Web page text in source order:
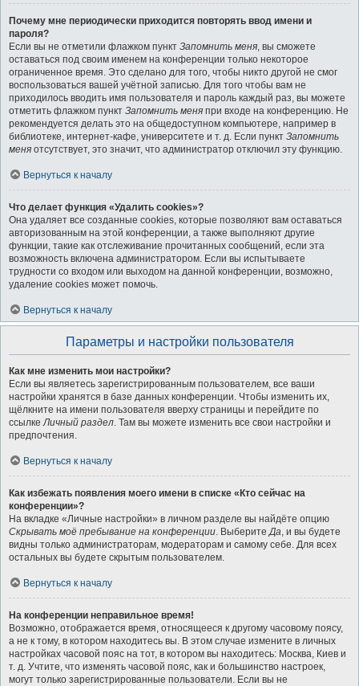
Почему мне периодически приходится повторять ввод имени и
пароля?
Если вы не отметили флажком пункт Запомнить меня, вы сможете
оставаться под своим именем на конференции только некоторое
ограниченное время. Это сделано для того, чтобы никто другой не смог
воспользоваться вашей учётной записью. Для того чтобы вам не
приходилось вводить имя пользователя и пароль каждый раз, вы можете
отметить флажком пункт Запомнить меня при входе на конференцию. Не
рекомендуется делать это на общедоступном компьютере, например в
библиотеке, интернет-кафе, университете и т. д. Если пункт Запомнить
меня отсутствует, это значит, что администратор отключил эту функцию.
Вернуться к началу
Что делает функция «Удалить cookies»?
Она удаляет все созданные cookies, которые позволяют вам оставаться
авторизованным на этой конференции, а также выполняют другие
функции, такие как отслеживание прочитанных сообщений, если эта
возможность включена администратором. Если вы испытываете
трудности со входом или выходом на данной конференции, возможно,
удаление cookies может помочь.
Вернуться к началу
Параметры и настройки пользователя
Как мне изменить мои настройки?
Если вы являетесь зарегистрированным пользователем, все ваши
настройки хранятся в базе данных конференции. Чтобы изменить их,
щёлкните на имени пользователя вверху страницы и перейдите по
ссылкеЛичный раздел. Там вы можете изменить все свои настройки и
предпочтения.
Вернуться к началу
Как избежать появления моего имени в списке «Кто сейчас на
конференции»?
На вкладке «Личные настройки» в личном разделе вы найдёте опцию
Скрывать моё пребывание на конференции. ВыберитеДа, и вы будете
видны только администраторам, модераторам и самому себе. Для всех
остальных вы будете скрытым пользователем.
Вернуться к началу
На конференции неправильное время!
Возможно, отображается время, относящееся к другому часовому поясу,
а не к тому, в котором находитесь вы. В этом случае измените в личных
настройках часовой пояс на тот, в котором вы находитесь: Москва, Киев и
т. д. Учтите, что изменять часовой пояс, как и большинство настроек,
могут только зарегистрированные пользователи. Если вы не